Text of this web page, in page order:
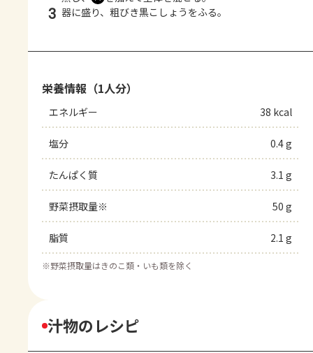
3 器に盛り、粗びき黒こしょうをふる。
栄養情報（1人分）
エネルギー 38 kcal
塩分 0.4 g
たんぱく質 3.1 g
野菜摂取量※ 50 g
脂質 2.1 g
※野菜摂取量はきのこ類・いも類を除く
汁物のレシピ